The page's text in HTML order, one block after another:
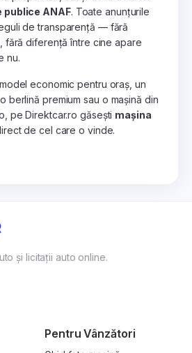
publice ANAF. Toate anunțurile
de transparență — fără
fără diferență între cine apare
nu.
economic pentru oraș, un
berlină premium sau o mașină din
pe Direktcar.ro găsești mașina
de cel care o vinde.
și licitații auto online.
Pentru Vânzători